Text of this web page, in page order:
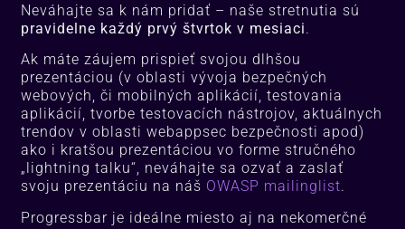
Neváhajte sa k nám pridať – naše stretnutia sú
pravidelne každý prvý štvrtok v mesiaci.
Ak máte záujem prispieť svojou dlhšou
prezentáciou (v oblasti vývoja bezpečných
webových, či mobilných aplikácií, testovania
aplikácií, tvorbe testovacích nástrojov, aktuálnych
trendov v oblasti webappsec bezpečnosti apod)
ako i kratšou prezentáciou vo forme stručného
„lightning talku“, neváhajte sa ozvať a zaslať
svoju prezentáciu na náš OWASP mailinglist.
Progressbar je ideálne miesto aj na nekomerčné